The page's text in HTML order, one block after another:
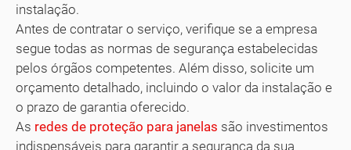
instalação.
Antes de contratar o serviço, verifique se a empresa
segue todas as normas de segurança estabelecidas
pelos órgãos competentes. Além disso, solicite um
orçamento detalhado, incluindo o valor da instalação e
o prazo de garantia oferecido.
As redes de proteção para janelas são investimentos
indispensáveis para garantir a segurança da sua